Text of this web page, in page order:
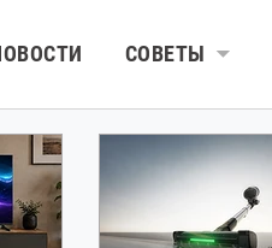
СОВЕТЫ